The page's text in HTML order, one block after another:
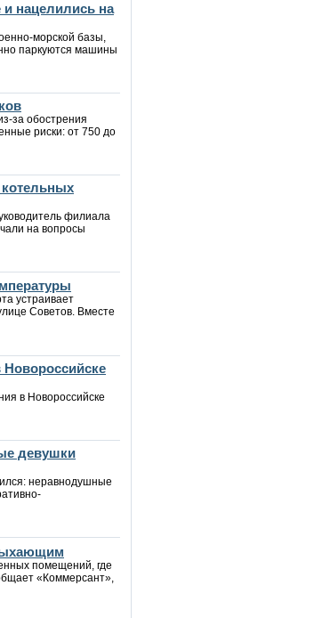
и нацелились на
морской базы,
паркуются машины
за обострения
риски: от 750 до
филиала
на вопросы
устраивает
Советов. Вместе
Новороссийске
в Новороссийске
девушки
неравнодушные
помещений, где
«Коммерсант»,